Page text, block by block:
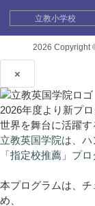
立教小学校
2026 Copyright
×
2026年度より新プ
世界を舞台に活躍す
立教英国学院は、
「指定校推薦」プ
本プログラムは、
め、